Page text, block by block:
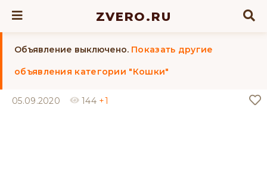
ZVERO.RU
Объявление выключено. Показать другие
объявления категории "Кошки"
05.09.2020 144 +1